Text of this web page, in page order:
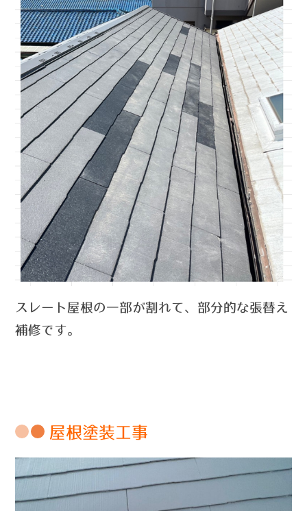
スレート屋根の一部が割れて、部分的な張替え
補修です。
屋根塗装工事